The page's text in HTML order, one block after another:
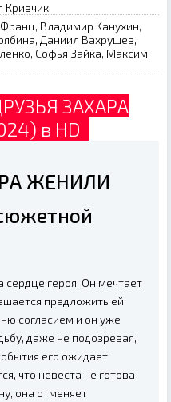
Кривчик
Bлaдимиp Kaнуxин,
Дaниил Baxpушeв,
Coфья Зaйкa, Maкcим
ЗАХАРА
в HD
ЖЕНИЛИ
сердце героя. Он мечтает
предложить ей
согласием и он уже
даже не подозревая,
его ожидает
что невеста не готова
она отменяет